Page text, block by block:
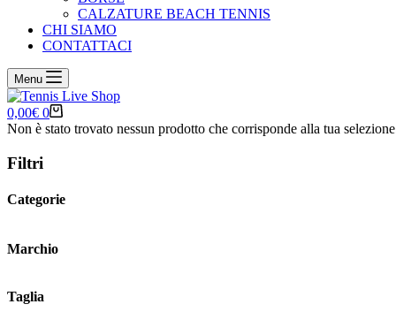
CALZATURE BEACH TENNIS
CHI SIAMO
CONTATTACI
Menu
Carrello
0,00€ 0
Non è stato trovato nessun prodotto che corrisponde alla tua
Filtri
Categorie
Marchio
Taglia